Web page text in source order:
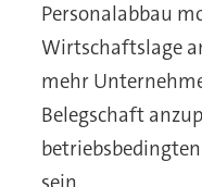
Personalabbau
Wirtschaftslage
mehr
Belegschaft